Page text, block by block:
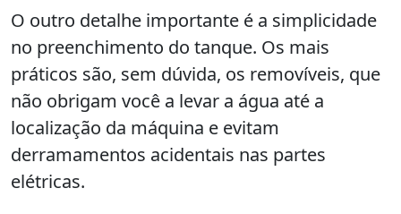
O outro detalhe importante é a simplicidade
no preenchimento do tanque. Os mais
práticos são, sem dúvida, os removíveis, que
não obrigam você a levar a água até a
localização da máquina e evitam
derramamentos acidentais nas partes
elétricas.